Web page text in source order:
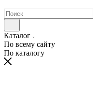
Каталог
По всему сайту
По каталогу